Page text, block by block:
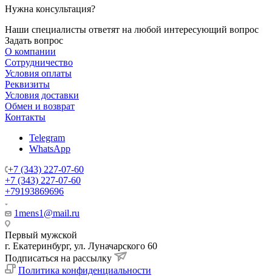
Нужна консультация?
Наши специалисты ответят на любой интересующий вопрос
Задать вопрос
О компании
Сотрудничество
Условия оплаты
Реквизиты
Условия доставки
Обмен и возврат
Контакты
Telegram
WhatsApp
+7 (343) 227-07-60
+7 (343) 227-07-60
+79193869696
1mens1@mail.ru
Первый мужской
г. Екатеринбург, ул. Луначарского 60
Подписаться на рассылку
Политика конфиденциальности